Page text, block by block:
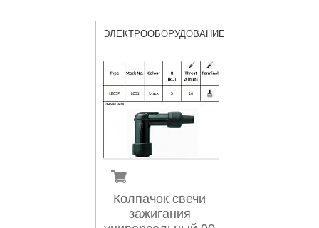
ЭЛЕКТРООБОРУДОВАНИЕ
Колпачок свечи
зажигания